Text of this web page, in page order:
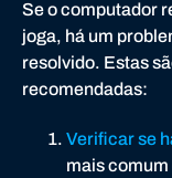
Se o computador
joga, há um
resolvido. Estas
recomendadas:
Verificar se
mais